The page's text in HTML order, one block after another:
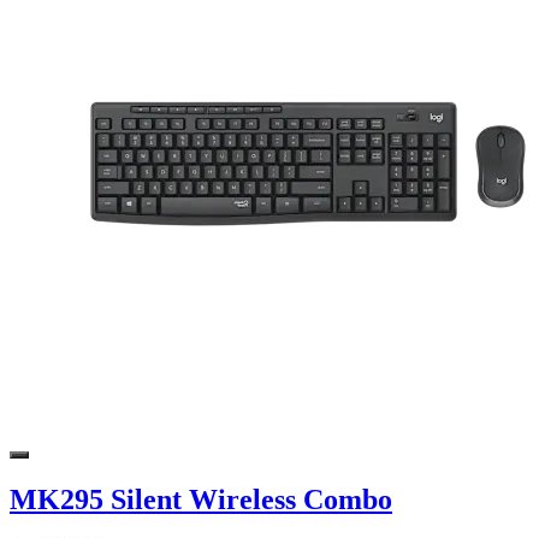
MK295 Silent Wireless Combo